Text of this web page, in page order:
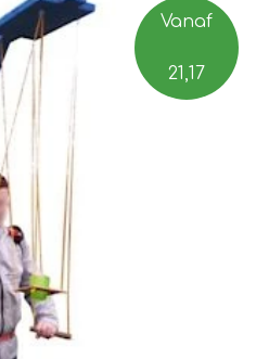
Vanaf
21,17